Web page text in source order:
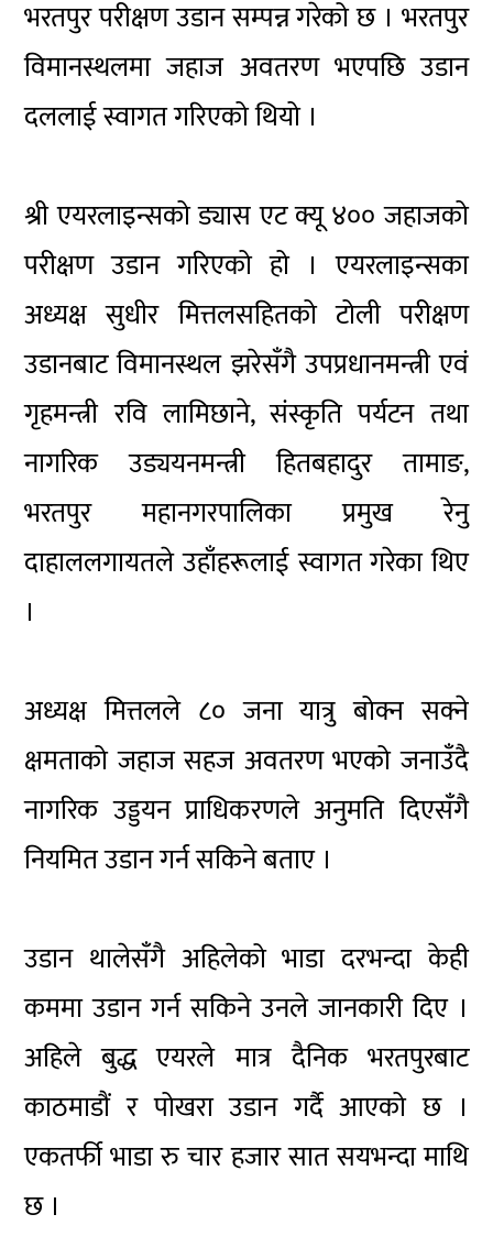
भरतपुर परीक्षण उडान सम्पन्न गरेको छ । भरतपुर
विमानस्थलमा जहाज अवतरण भएपछि उडान
दललाई स्वागत गरिएको थियो ।
श्री एयरलाइन्सको ड्यास एट क्यू ४०० जहाजको
परीक्षण उडान गरिएको हो । एयरलाइन्सका
अध्यक्ष सुधीर मित्तलसहितको टोली परीक्षण
उडानबाट विमानस्थल झरेसँगै उपप्रधानमन्त्री एवं
गृहमन्त्री रवि लामिछाने, संस्कृति पर्यटन तथा
नागरिक उड्ययनमन्त्री हितबहादुर तामाङ,
भरतपुर महानगरपालिका प्रमुख रेनु
दाहाललगायतले उहाँहरूलाई स्वागत गरेका थिए
।
अध्यक्ष मित्तलले ८० जना यात्रु बोक्न सक्ने
क्षमताको जहाज सहज अवतरण भएको जनाउँदै
नागरिक उड्डयन प्राधिकरणले अनुमति दिएसँगै
नियमित उडान गर्न सकिने बताए ।
उडान थालेसँगै अहिलेको भाडा दरभन्दा केही
कममा उडान गर्न सकिने उनले जानकारी दिए ।
अहिले बुद्ध एयरले मात्र दैनिक भरतपुरबाट
काठमाडौं र पोखरा उडान गर्दै आएको छ ।
एकतर्फी भाडा रु चार हजार सात सयभन्दा माथि
छ ।